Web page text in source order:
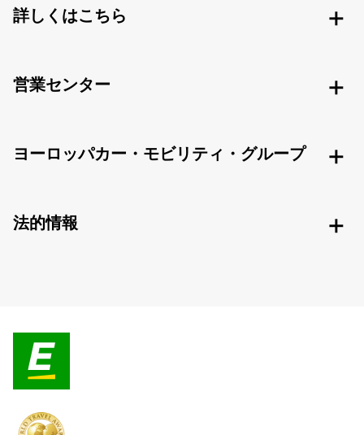
詳しくはこちら
営業センター
ヨーロッパカー・モビリティ・グループ
法的情報